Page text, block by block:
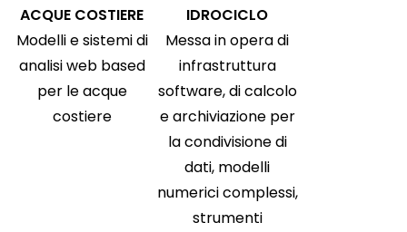
ACQUE COSTIERE
Modelli e sistemi di
analisi web based
per le acque
costiere
IDROCICLO
Messa in opera di
infrastruttura
software, di calcolo
e archiviazione per
la condivisione di
dati, modelli
numerici complessi,
strumenti